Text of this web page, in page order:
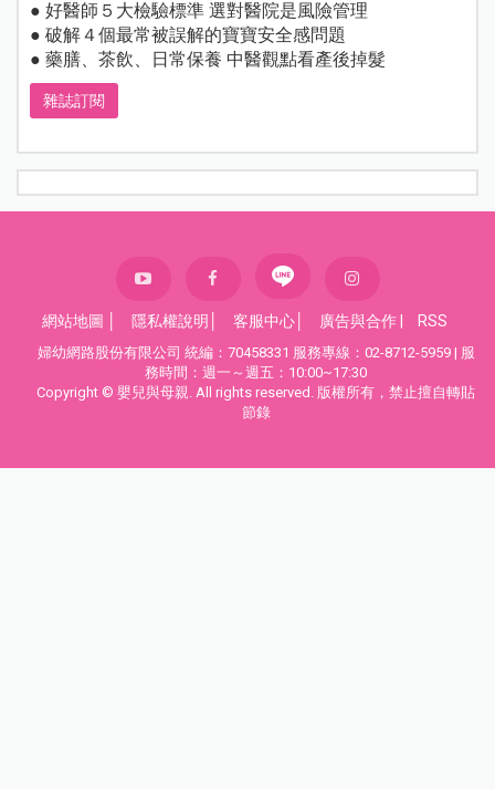
● 好醫師５大檢驗標準 選對醫院是風險管理
● 破解４個最常被誤解的寶寶安全感問題
● 藥膳、茶飲、日常保養 中醫觀點看產後掉髮
雜誌訂閱
網站地圖 隱私權說明 客服中心 廣告與合作 RSS
婦幼網路股份有限公司 統編：70458331 服務專線：02-8712-5959 | 服
務時間：週一～週五：10:00~17:30
Copyright © 嬰兒與母親. All rights reserved. 版權所有，禁止擅自轉貼
節錄